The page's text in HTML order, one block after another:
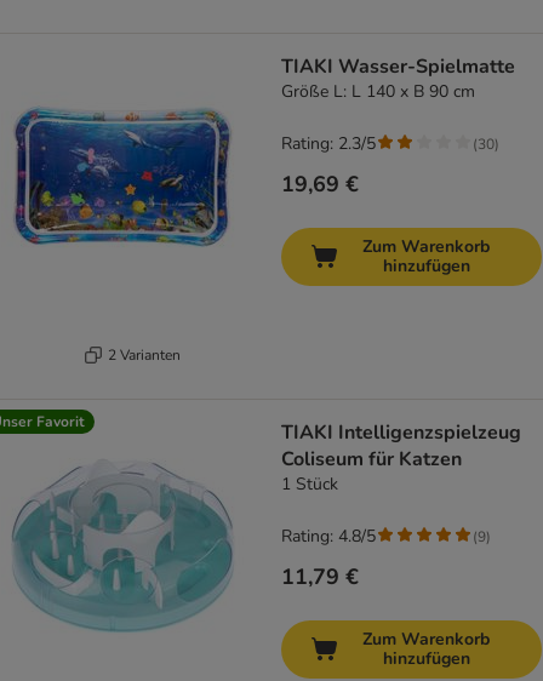
2 Varianten
TIAKI Wasser-Spielmatte
Größe L: L 140 x B 90 cm
19,69 €
Rating: 2.3/5 (30)
Zum Warenkorb
hinzufügen
Favorit
TIAKI Intelligenzspielzeug
Coliseum für Katzen
1 Stück
11,79 €
Rating: 4.8/5 (9)
Zum Warenkorb
hinzufügen